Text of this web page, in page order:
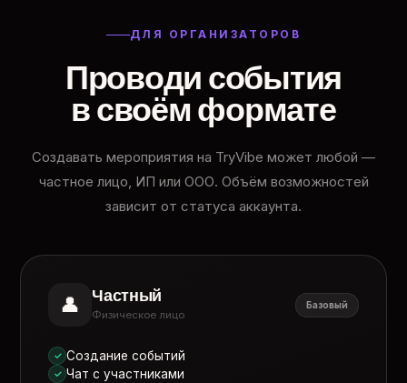
ДЛЯ ОРГАНИЗАТОРОВ
Проводи события
в своём формате
Создавать мероприятия на TryVibe может любой —
частное лицо, ИП или ООО. Объём возможностей
зависит от статуса аккаунта.
👤 Частный
Физическое лицо
Базовый
✓ Создание событий
✓ Чат с участниками